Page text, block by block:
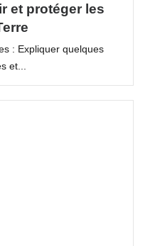
et protéger les
: Expliquer quelques
et...